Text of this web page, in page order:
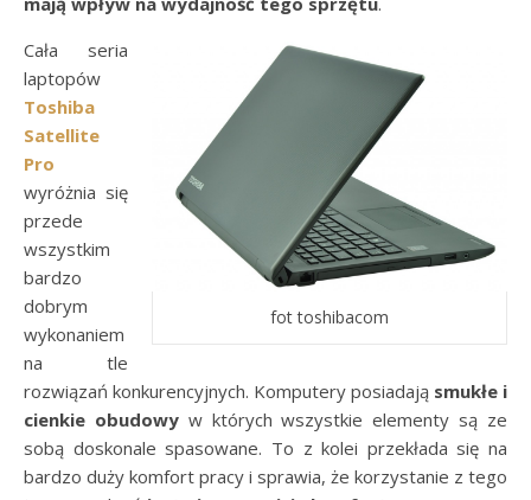
fot toshibacom
Cała seria
laptopów
Toshiba
Satellite
Pro
wyróżnia się
przede
wszystkim
bardzo
dobrym
wykonaniem
na tle
rozwiązań konkurencyjnych. Komputery posiadają smukłe i
cienkie obudowyw których wszystkie elementy są ze
sobą doskonale spasowane. To z kolei przekłada się na
bardzo duży komfort pracy i sprawia, że korzystanie z tego